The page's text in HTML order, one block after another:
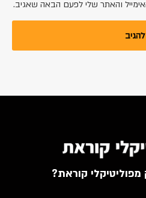
והאתר שלי לפעם הבאה שאגיב.
קוראת?